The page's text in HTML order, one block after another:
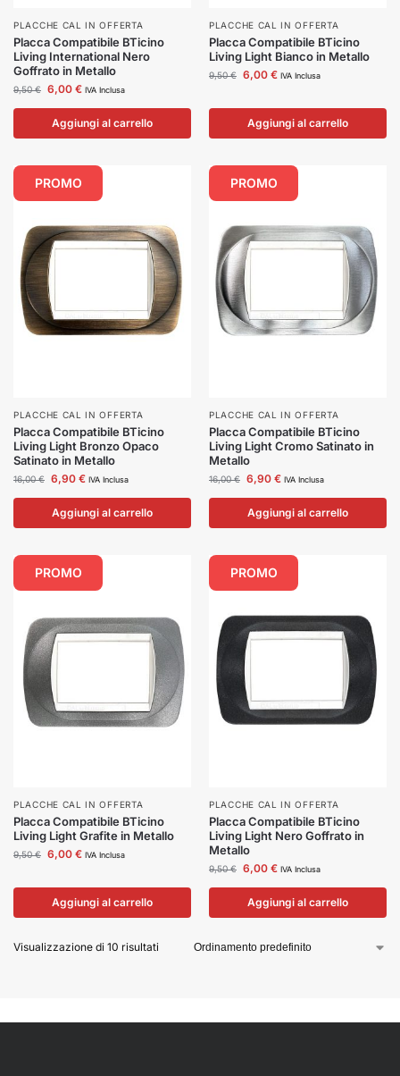
PLACCHE CAL IN OFFERTA
Placca Compatibile BTicino
Living International Nero
Goffrato in Metallo
9,50€ 6,00 € IVA Inclusa
Aggiungi al carrello
PLACCHE CAL IN OFFERTA
Placca Compatibile BTicino
Living Light Bianco in Metallo
9,50€ 6,00 € IVA Inclusa
Aggiungi al carrello
PROMO
PLACCHE CAL IN OFFERTA
Placca Compatibile BTicino
Living Light Bronzo Opaco
Satinato in Metallo
16,00€ 6,90 € IVA Inclusa
Aggiungi al carrello
PROMO
PLACCHE CAL IN OFFERTA
Placca Compatibile BTicino
Living Light Cromo Satinato in
Metallo
16,00€ 6,90 € IVA Inclusa
Aggiungi al carrello
PROMO
PLACCHE CAL IN OFFERTA
Placca Compatibile BTicino
Living Light Grafite in Metallo
9,50€ 6,00 € IVA Inclusa
Aggiungi al carrello
PROMO
PLACCHE CAL IN OFFERTA
Placca Compatibile BTicino
Living Light Nero Goffrato in
Metallo
9,50€ 6,00 € IVA Inclusa
Aggiungi al carrello
Visualizzazione di 10 risultati